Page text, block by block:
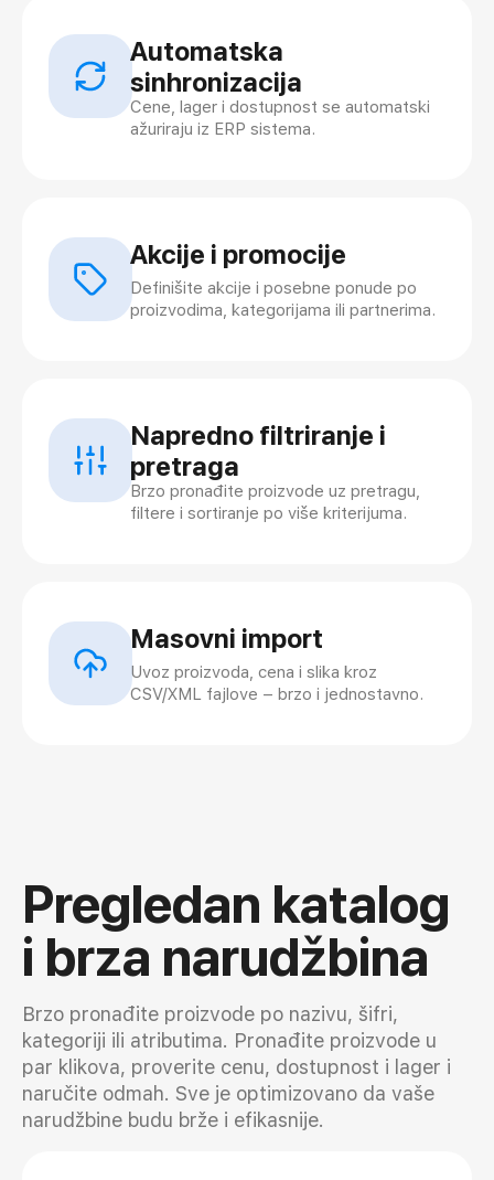
Automatska
sinhronizacija
Cene, lager i dostupnost se automatski
ažuriraju iz ERP sistema.
Akcije i promocije
Definišite akcije i posebne ponude po
proizvodima, kategorijama ili partnerima.
Napredno filtriranje i
pretraga
Brzo pronađite proizvode uz pretragu,
filtere i sortiranje po više kriterijuma.
Masovni import
Uvoz proizvoda, cena i slika kroz
CSV/XML fajlove – brzo i jednostavno.
Pregledan katalog
i brza narudžbina
Brzo pronađite proizvode po nazivu, šifri,
kategoriji ili atributima. Pronađite proizvode u
par klikova, proverite cenu, dostupnost i lager i
naručite odmah. Sve je optimizovano da vaše
narudžbine budu brže i efikasnije.